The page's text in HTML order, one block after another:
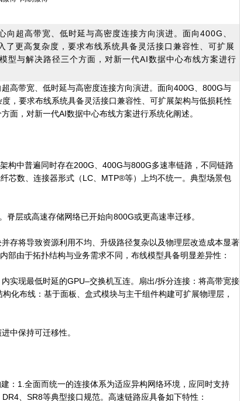
向超高带宽、低时延与高密度连接方向演进。面向400G、
更高复杂度，要求布线系统具备灵活接口兼容性、可扩展
型与解决路径三个方面，对新一代AI数据中心布线方案进行
高带宽、低时延与高密度连接方向演进。面向400G、800G与
，要求布线系统具备灵活接口兼容性、可扩展架构与低损耗性
面，对新一代AI数据中心布线方案进行系统化阐述。
中普遍同时存在200G、400G与800G多速率链路，不同链路
芯数、连接器形式（LC、MTP®等）上均不统一。典型场景包
层或高速存储网络已开始向800G或更高速率迁移。
将导致资源利用不均、升级路径复杂以及物理层改造成本显著
部由于拓扑结构与业务需求不同，布线模型具备明显差异性：
现最低时延的GPU–交换机互连。扇出/拆分连接：将高带宽接
化布线：基于面板、盒式模块与主干组件构建可扩展物理层，
中保持可迁移性。
1.全面而统一的连接体系为适应异构网络环境，应同时支持
、SR8等典型接口规范。高速链路应具备如下特性：